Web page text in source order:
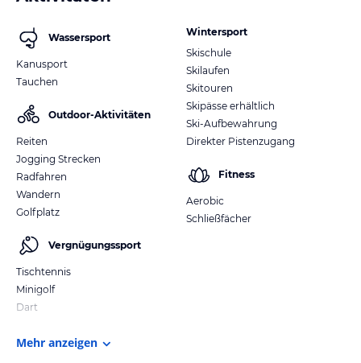
Wassersport
Kanusport
Tauchen
Outdoor-Aktivitäten
Reiten
Jogging Strecken
Radfahren
Wandern
Golfplatz
Vergnügungssport
Tischtennis
Minigolf
Dart
Wintersport
Skischule
Skilaufen
Skitouren
Skipässe erhältlich
Ski-Aufbewahrung
Direkter Pistenzugang
Fitness
Aerobic
Schließfächer
Mehr anzeigen